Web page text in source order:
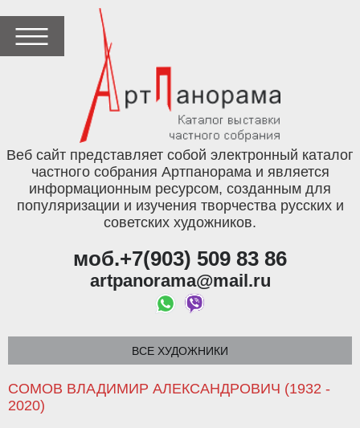
Веб сайт представляет собой электронный каталог
частного собрания Артпанорама и является
информационным ресурсом, созданным для
популяризации и изучения творчества русских и
советских художников.
моб.+7(903) 509 83 86
artpanorama@mail.ru
ВСЕ ХУДОЖНИКИ
СОМОВ ВЛАДИМИР АЛЕКСАНДРОВИЧ (1932 -
2020)